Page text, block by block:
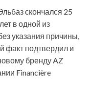
скончался 25
в одной из
указания причины,
факт подтвердил и
бренду AZ
Financière